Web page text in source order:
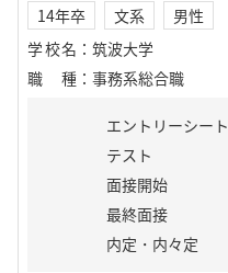
14年卒 文系
男性
学校名 ： 筑波大学
職種 ： 事務系総合職
エントリーシート
テスト
面接開始
最終面接
内定・内々定